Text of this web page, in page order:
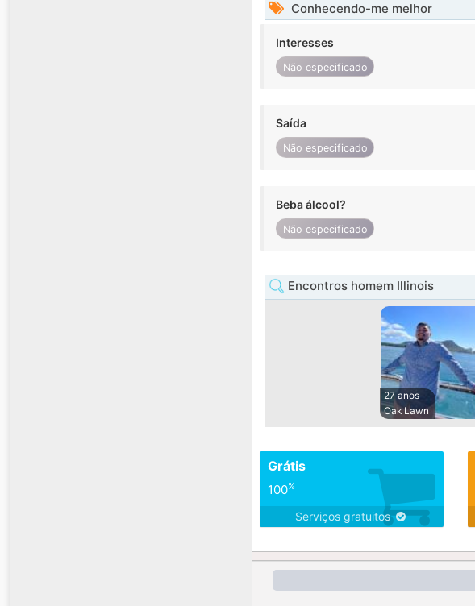
Conhecendo-me melhor
Interesses
Não especificado
Saída
Não especificado
Beba álcool?
Não especificado
Encontros homem Illinois
27 anos
Oak Lawn
Grátis
100%
Serviços gratuitos